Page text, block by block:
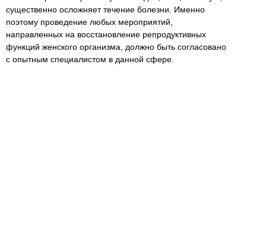
существенно осложняет течение болезни. Именно
поэтому проведение любых мероприятий,
направленных на восстановление репродуктивных
функций женского организма, должно быть согласовано
с опытным специалистом в данной сфере.